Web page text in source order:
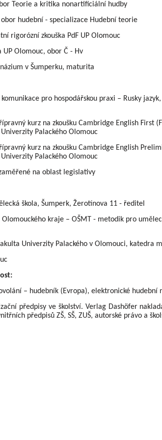
Teorie a kritika nonartificiální hudby
hudební - specializace Hudební teorie
zkouška PdF UP Olomouc
Olomouc, obor Č - Hv
v Šumperku, maturita
pro hospodářskou praxi – Rusky jazyk,
na zkoušku Cambridge English First
Palackého Olomouc
na zkoušku Cambridge English
Palackého Olomouc
na oblast legislativy
škola, Šumperk, Žerotínova 11 - ředitel
kraje – OŠMT - metodik pro
Palackého v Olomouci, katedra
– hudebník (Evropa), elektronické hudební
předpisy ve školství. Verlag Dashöfer
předpisů ZŠ, SŠ, ZUŠ, autorské právo a